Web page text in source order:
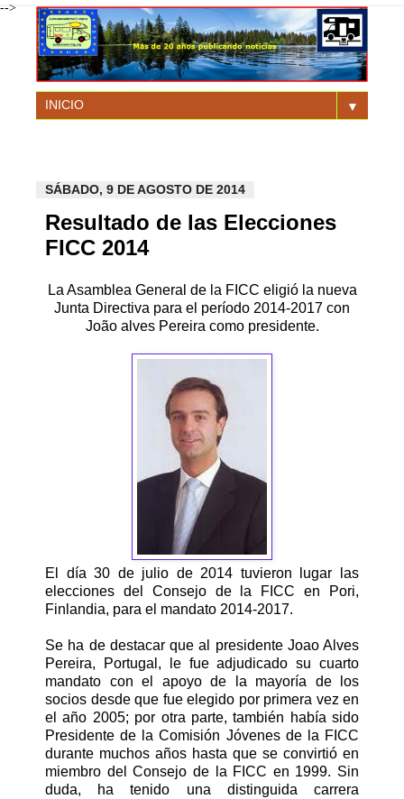
-->
▼
SÁBADO, 9 DE AGOSTO DE 2014
Resultado de las Elecciones
FICC 2014
La Asamblea General de la FICC eligió la nueva
Junta Directiva para el período 2014-2017 con
João alves Pereira como presidente.
El día 30 de julio de 2014 tuvieron lugar las
elecciones del Consejo de la FICC en Pori,
Finlandia, para el mandato 2014-2017.
Se ha de destacar que al presidente Joao Alves
Pereira, Portugal, le fue adjudicado su cuarto
mandato con el apoyo de la mayoría de los
socios desde que fue elegido por primera vez en
el año 2005; por otra parte, también había sido
Presidente de la Comisión Jóvenes de la FICC
durante muchos años hasta que se convirtió en
miembro del Consejo de la FICC en 1999. Sin
duda, ha tenido una distinguida carrera